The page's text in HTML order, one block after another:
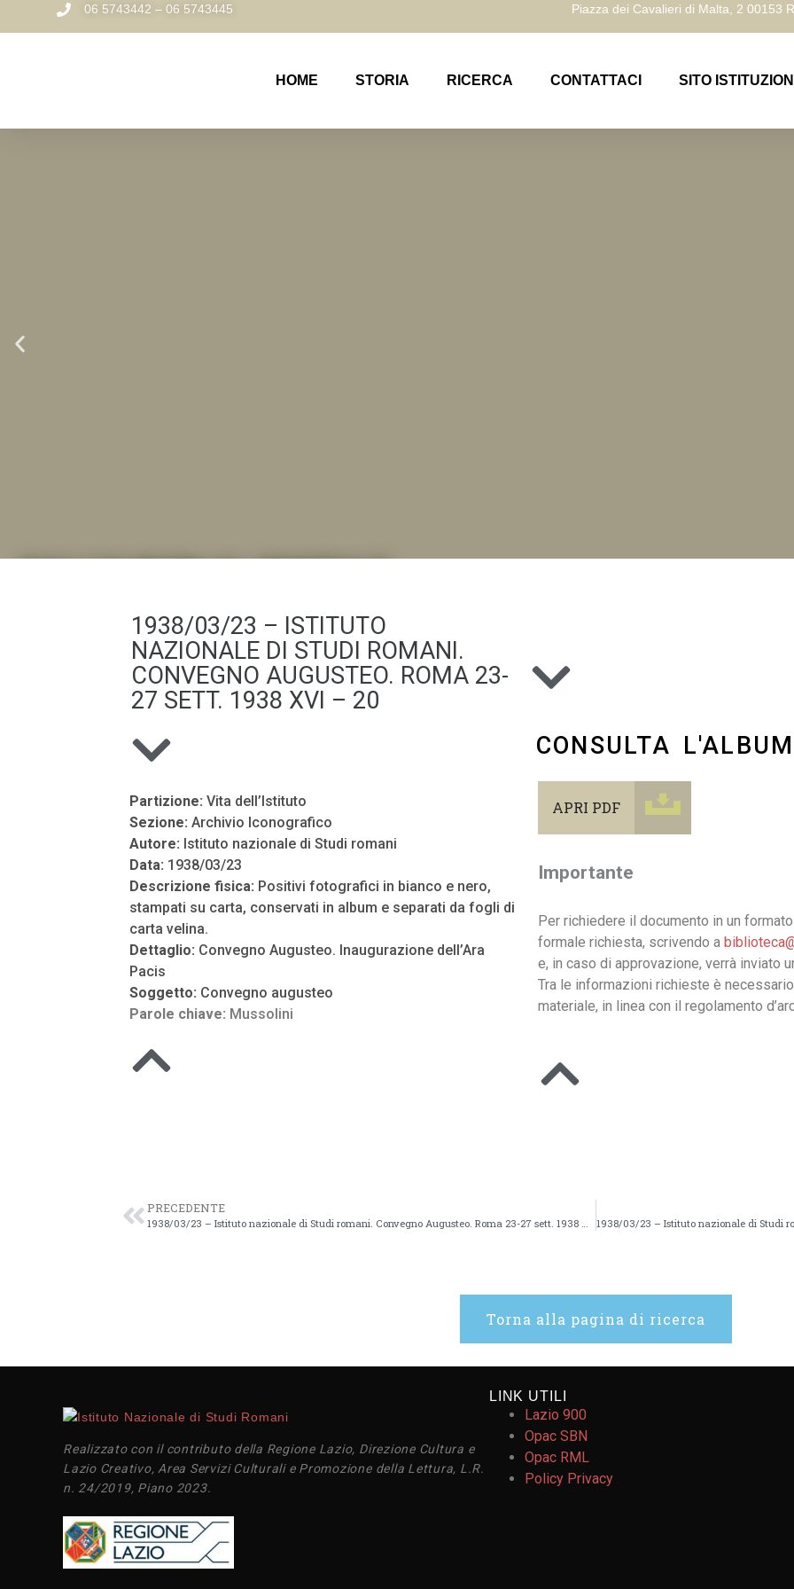
06 5743442 – 06 5743445 Piazza dei Cavalieri di Malta, 2 00153
HOME STORIA RICERCA CONTATTACI SITO
.LA "VITA DELL'ISTITUTO" ATTRAVERSO LE IMMAGINI
1938/03/23 – ISTITUTO
NAZIONALE DI STUDI ROMANI.
CONVEGNO AUGUSTEO. ROMA 23-
27 SETT. 1938 XVI – 20
Partizione: Vita dell’Istituto
Sezione: Archivio Iconografico
Autore: Istituto nazionale di Studi romani
Data: 1938/03/23
Descrizione fisica: Positivi fotografici in bianco e nero,
stampati su carta, conservati in album e separati da fogli di
carta velina.
Dettaglio: Convegno Augusteo. Inaugurazione dell’Ara
Pacis
Soggetto: Convegno augusteo
Parole chiave: Mussolini
CONSULTA L'ALBUM
APRI PDF
Importante
Per richiedere il documento in un
formale richiesta, scrivendo a
e, in caso di approvazione, verrà inviato
Tra le informazioni richieste è
materiale, in linea con il regolamento
PRECEDENTE
1938/03/23 – Istituto nazionale di Studi romani. Convegno Augusteo. Roma 23-27 sett. 1938 XVI – 19v
Torna alla pagina di ricerca
Realizzato con il contributo della Regione Lazio, Direzione Cultura e
Lazio Creativo, Area Servizi Culturali e Promozione della Lettura, L.R.
n. 24/2019, Piano 2023.
LINK UTILI
Lazio 900
Opac SBN
Opac RML
Policy Privacy